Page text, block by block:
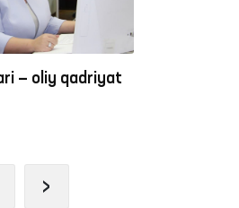
— oliy qadriyat
›